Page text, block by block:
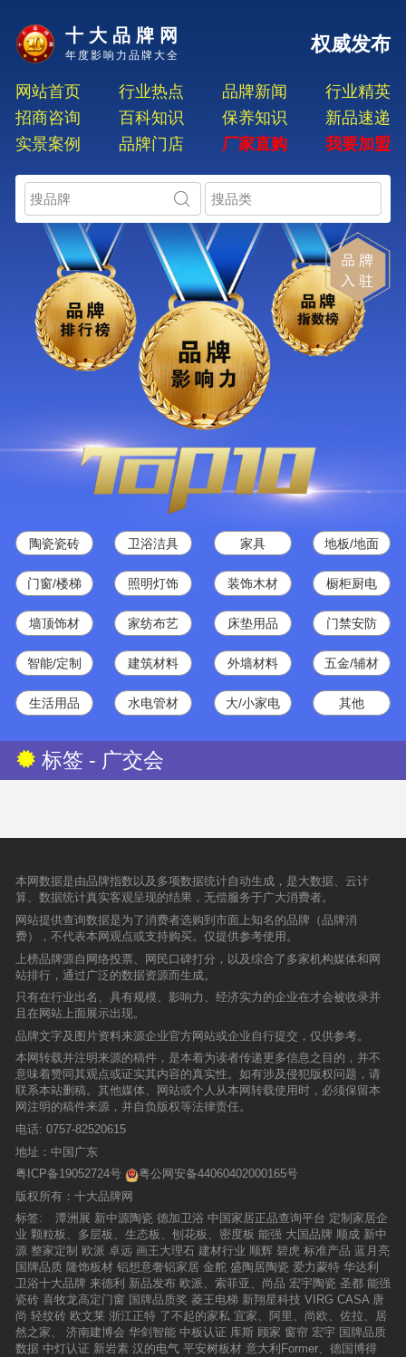
十大品牌网
年度影响力品牌大全
权威发布
网站首页 行业热点 品牌新闻
行业精英
招商咨询
百科知识 保养知识
新品速递
实景案例
品牌门店 厂家直购 我要加盟
陶瓷瓷砖 卫浴洁具 家具 地板/地面
门窗/楼梯 照明灯饰 装饰木材 橱柜厨电
墙顶饰材 家纺布艺 床垫用品 门禁安防
智能/定制 建筑材料 外墙材料 五金/辅材
生活用品 水电管材 大/小家电 其他
标签 - 广交会
本网数据是由品牌指数以及多项数据统计自动生成，是大数据、云计
算、数据统计真实客观呈现的结果，无偿服务于广大消费者。
网站提供查询数据是为了消费者选购到市面上知名的品牌（品牌消
费），不代表本网观点或支持购买。仅提供参考使用。
上榜品牌源自网络投票、网民口碑打分，以及综合了多家机构媒体和网
站排行，通过广泛的数据资源而生成。
只有在行业出名、具有规模、影响力、经济实力的企业在才会被收录并
且在网站上面展示出现。
品牌文字及图片资料来源企业官方网站或企业自行提交，仅供参考。
本网转载并注明来源的稿件，是本着为读者传递更多信息之目的，并不
意味着赞同其观点或证实其内容的真实性。如有涉及侵犯版权问题，请
联系本站删稿。其他媒体、网站或个人从本网转载使用时，必须保留本
网注明的稿件来源，并自负版权等法律责任。
电话: 0757-82520615
地址：中国广东
粤ICP备19052724号
粤公网安备44060402000165号
版权所有：十大品牌网
标签:
潭洲展 新中源陶瓷 德加卫浴 中国家居正品查询平台 定制家居企
业 颗粒板、多层板、生态板、刨花板、密度板 能强 大国品牌 顺成 新中
源 整家定制 欧派 卓远 画王大理石 建材行业 顺辉 碧虎 标准产品 蓝月亮
国牌品质 隆饰板材 铝想意奢铝家居 金舵 盛陶居陶瓷 爱力蒙特 华达利
卫浴十大品牌 来德利 新品发布 欧派、索菲亚、尚品 宏宇陶瓷 圣都 能强
瓷砖 喜牧龙高定门窗 国牌品质奖 菱王电梯 新翔星科技 VIRG CASA 唐
尚 轻纹砖 欧文莱 浙江正特 了不起的家私 宜家、阿里、尚欧、佐拉、居
然之家、
济南建博会 华剑智能 中板认证 库斯 顾家 窗帘 宏宇 国牌品质
数据 中灯认证 新岩素 汉的电气 平安树板材 意大利Former、德国博得